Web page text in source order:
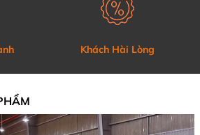
Khách Hài Lòng